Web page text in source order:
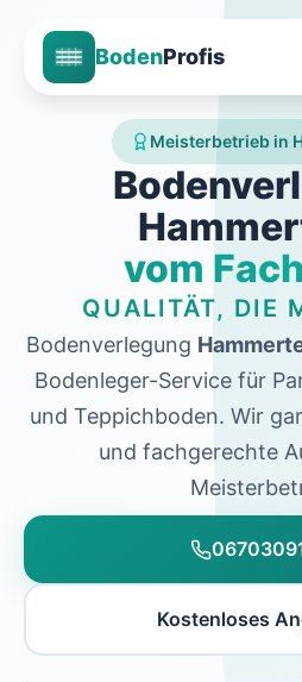
BodenProfis
Meisterbetrieb in
vom
QUALITÄT, DIE
Bodenverlegung
Bodenleger-Service für
und Teppichboden. Wir
und fachgerechte
Kostenloses